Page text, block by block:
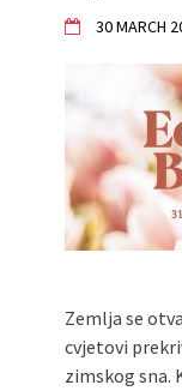
30 MARCH
Zemlja se
cvjetovi
zimskog sna.